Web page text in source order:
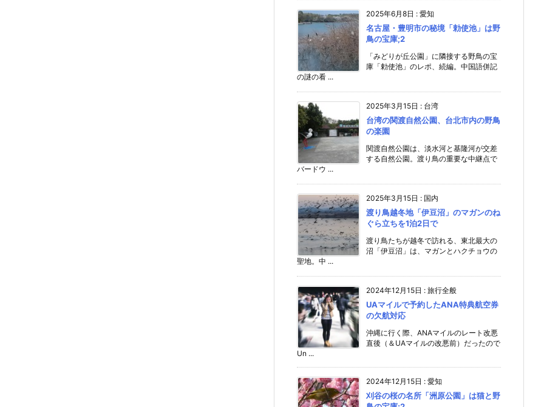
2025年6月8日 : 愛知
名古屋・豊明市の秘境「勅使池」は野
鳥の宝庫;2
「みどりが丘公園」に隣接する野鳥の宝
庫「勅使池」のレポ、続編。中国語併記
の謎の看 ...
2025年3月15日 : 台湾
台湾の関渡自然公園、台北市内の野鳥
の楽園
関渡自然公園は、淡水河と基隆河が交差
する自然公園。渡り鳥の重要な中継点で
バードウ ...
2025年3月15日 : 国内
渡り鳥越冬地「伊豆沼」のマガンのね
ぐら立ちを1泊2日で
渡り鳥たちが越冬で訪れる、東北最大の
沼「伊豆沼」は、マガンとハクチョウの
聖地。中 ...
2024年12月15日 : 旅行全般
UAマイルで予約したANA特典航空券
の欠航対応
沖縄に行く際、ANAマイルのレート改悪
直後（＆UAマイルの改悪前）だったので
Un ...
2024年12月15日 : 愛知
刈谷の桜の名所「洲原公園」は猫と野